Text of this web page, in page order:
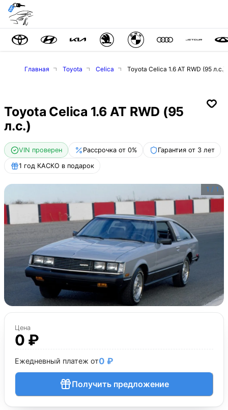
Главная Toyota Celica Toyota Celica 1.6 AT RWD (95 л.с.)
Toyota Celica 1.6 AT RWD (95
л.с.)
VIN проверен Рассрочка от 0% Гарантия от 3 лет
1 год КАСКО в подарок
1 / 1
Цена
0 ₽
Ежедневный платеж от0 ₽
Получить предложение